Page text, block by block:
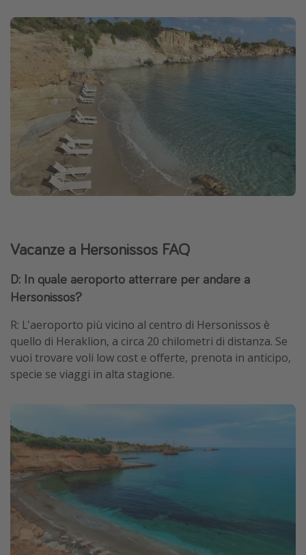
Vacanze a Hersonissos FAQ
D: In quale aeroporto atterrare per andare a
Hersonissos?
R: L'aeroporto più vicino al centro di Hersonissos è
quello di Heraklion, a circa 20 chilometri di distanza. Se
vuoi trovare voli low cost e offerte, prenota in anticipo,
specie se viaggi in alta stagione.